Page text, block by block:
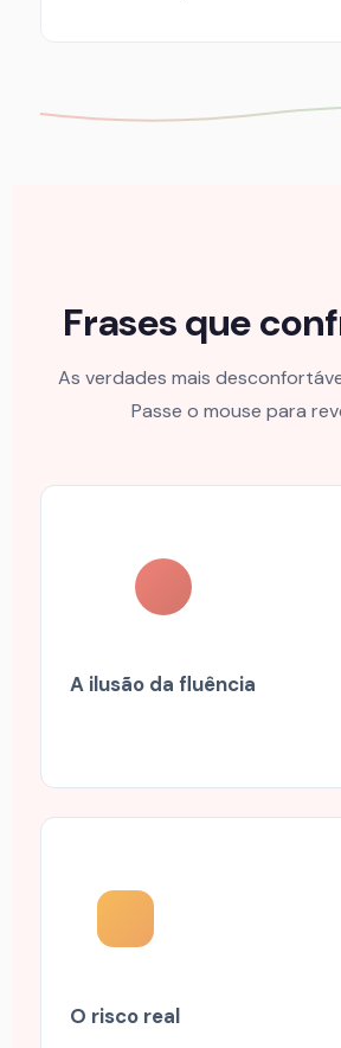
Frases que
As verdades mais
Passe o mouse para
A ilusão da fluência
O risco real